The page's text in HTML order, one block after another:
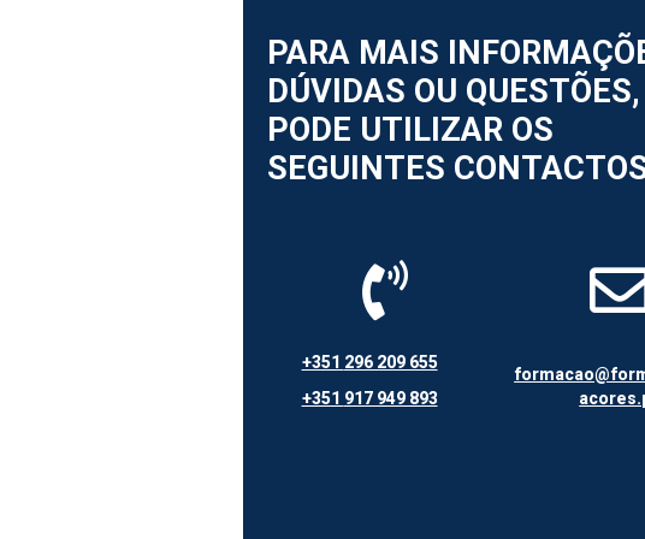
PARA MAIS
DÚVIDAS OU QUESTÕES,
PODE UTILIZAR OS
SEGUINTES
+351 296 209 655
+351 917 949 893